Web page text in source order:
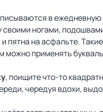
в ежедневную
ногами,
пятна на асфальте.
применять
, поищите что-то
чередуя вдохи,